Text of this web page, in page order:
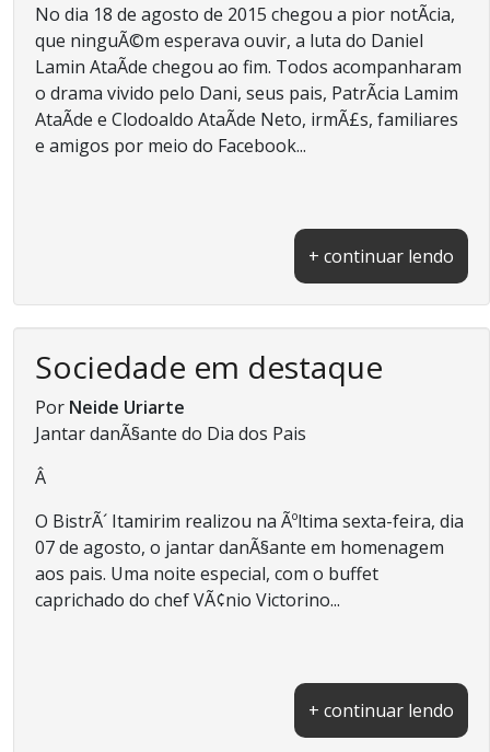
No dia 18 de agosto de 2015 chegou a pior notÃ­cia,
que ninguÃ©m esperava ouvir, a luta do Daniel
Lamin AtaÃ­de chegou ao fim. Todos acompanharam
o drama vivido pelo Dani, seus pais, PatrÃ­cia Lamim
AtaÃ­de e Clodoaldo AtaÃ­de Neto, irmÃ£s, familiares
e amigos por meio do Facebook...
+ continuar lendo
Sociedade em destaque
Por Neide Uriarte
Jantar danÃ§ante do Dia dos Pais
Â
O BistrÃ´ Itamirim realizou na Ãºltima sexta-feira, dia
07 de agosto, o jantar danÃ§ante em homenagem
aos pais. Uma noite especial, com o buffet
caprichado do chef VÃ¢nio Victorino...
+ continuar lendo